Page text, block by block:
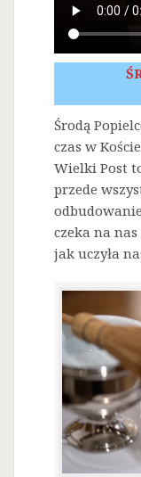
Środą
czas w
Wielki Post
przede
czeka na
jak uczyła